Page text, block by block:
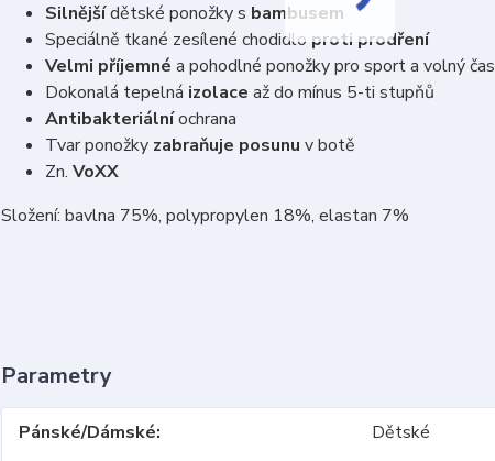
Silnějšídětské ponožky s bambusem
Speciálně tkané zesílené chodidlo proti prodření
Velmi příjemné a pohodlné ponožky pro sport a volný čas
Dokonalá tepelná izolace až do mínus 5-ti stupňů
Antibakteriálníochrana
Tvar ponožky zabraňuje posunu v botě
Zn. VoXX
Složení: bavlna 75%, polypropylen 18%, elastan 7%
Parametry
Pánské/Dámské
Dětské